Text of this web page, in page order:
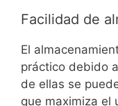
Facilidad de
El
práctico debido
de ellas se
que maximiza el